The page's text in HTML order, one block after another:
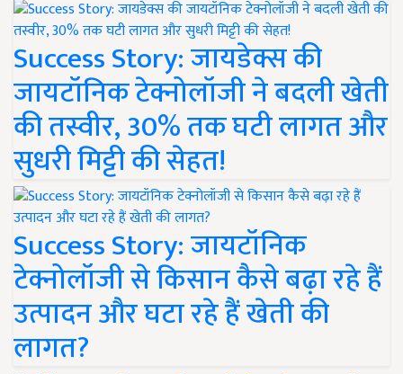
Success Story: जायडेक्स की
जायटॉनिक टेक्नोलॉजी ने बदली खेती
की तस्वीर, 30% तक घटी लागत और
सुधरी मिट्टी की सेहत!
Success Story: जायटॉनिक
टेक्नोलॉजी से किसान कैसे बढ़ा रहे हैं
उत्पादन और घटा रहे हैं खेती की
लागत?